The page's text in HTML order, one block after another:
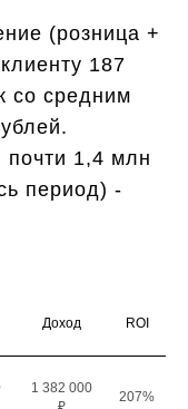
(розница +
187
со средним
1,4 млн
период) -
Доход ROI
1 382 000
207%